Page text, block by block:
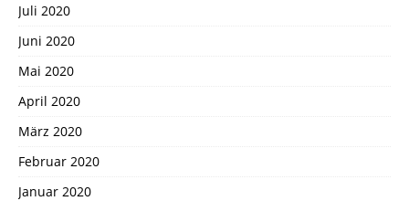
Juli 2020
Juni 2020
Mai 2020
April 2020
März 2020
Februar 2020
Januar 2020